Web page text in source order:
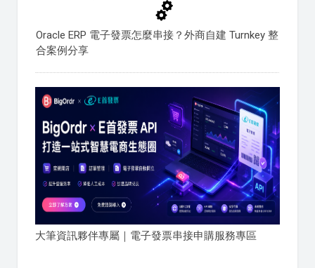
Oracle ERP 電子發票怎麼串接？外商自建 Turnkey 整
合案例分享
大筆資訊夥伴專屬｜電子發票串接申購服務專區